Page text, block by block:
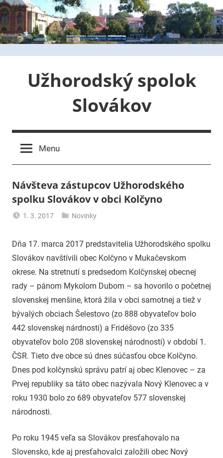
Skip
to
content
Užhorodský spolok
Slovákov
Menu
Návšteva zástupcov Užhorodského
spolku Slovákov v obci Kolčyno
1. 3. 2017
Novinky
Dňa 17. marca 2017 predstavitelia Užhorodského spolku
Slovákov navštívili obec Kolčyno v Mukačevskom
okrese. Na stretnutí s predsedom Kolčynskej obecnej
rady – pánom Mykolom Dubom – sa hovorilo o početnej
slovenskej menšine, ktorá žila v obci samotnej a tiež v
bývalých obciach Šelestovo (zo 888 obyvateľov bolo
442 slovenskej nárdnosti) a Fridéšovo (zo 335
obyvateľov bolo 208 slovenskej národnosti) v období 1.
ČSR. Tieto dve obce sú dnes súčasťou obce Kolčyno.
Dnes pod kolčynskú správu patrí aj obec Klenovec – za
Prvej republiky sa táto obec nazývala Nový Klenovec a v
roku 1930 bolo zo 689 obyvateľov 577 slovenskej
národnosti.
Po roku 1945 veľa sa Slovákov presťahovalo na
Slovensko, kde aj presťahovalci založili obec Nový